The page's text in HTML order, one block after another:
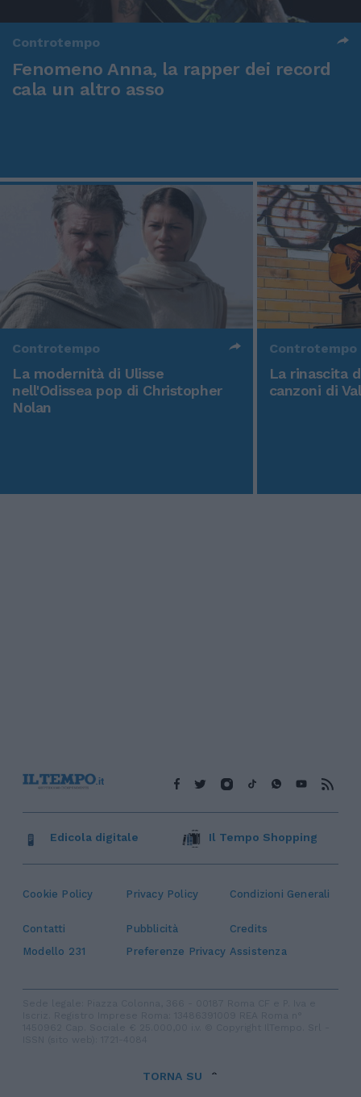
Controtempo
Fenomeno Anna, la rapper dei record
cala un altro asso
Controtempo
La modernità di Ulisse
nell'Odissea pop di Christopher
Nolan
Controtempo
La rinascita
canzoni di
Cookie Policy Privacy Policy Condizioni Generali
Contatti Pubblicità
Credits
Modello 231
Preferenze Privacy Assistenza
Edicola digitale Il Tempo Shopping
TORNA SU